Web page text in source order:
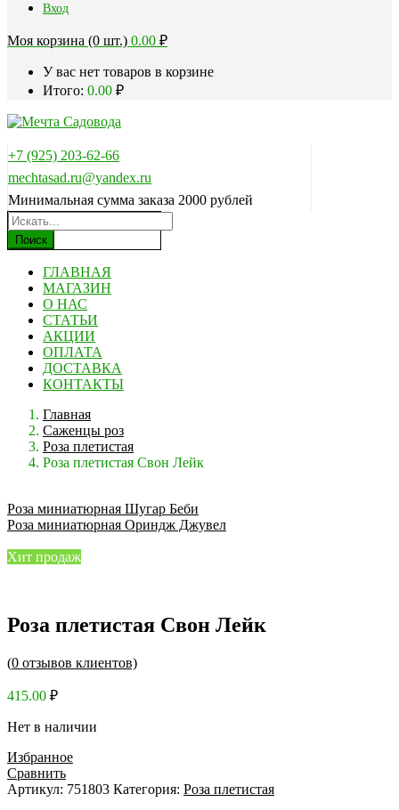
Вход
Моя корзина (0 шт.) 0.00 ₽
У вас нет товаров в корзине
Итого: 0.00 ₽
+7 (925) 203-62-66
mechtasad.ru@yandex.ru
Минимальная сумма заказа 2000 рублей
Поиск
ГЛАВНАЯ
МАГАЗИН
О НАС
СТАТЬИ
АКЦИИ
ОПЛАТА
ДОСТАВКА
КОНТАКТЫ
Главная
Саженцы роз
Роза плетистая
Роза плетистая Свон Лейк
Роза миниатюрная Шугар Беби
Роза миниатюрная Ориндж Джувел
Хит продаж
Роза плетистая Свон Лейк
(0 отзывов клиентов)
415.00 ₽
Нет в наличии
Избранное
Сравнить
Артикул: 751803 Категория: Роза плетистая